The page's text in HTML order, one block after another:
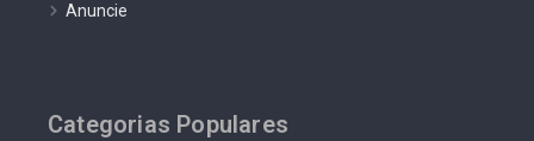
Anuncie
Categorias Populares